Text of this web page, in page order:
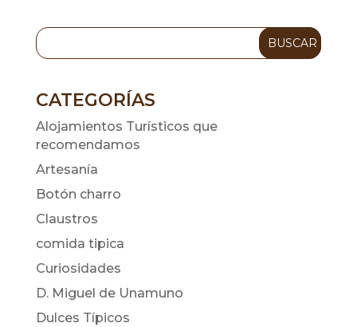
CATEGORÍAS
Alojamientos Turísticos que
recomendamos
Artesanía
Botón charro
Claustros
comida tipica
Curiosidades
D. Miguel de Unamuno
Dulces Típicos